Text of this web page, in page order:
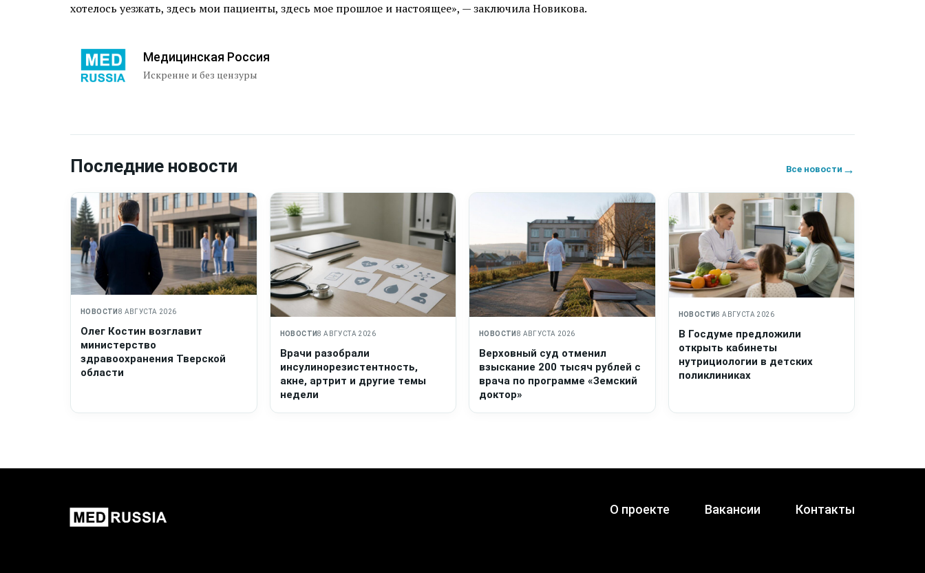
хотелось уезжать, здесь мои пациенты, здесь мое прошлое и настоящее», — заключила Новикова.
Медицинская Россия
Искренне и без цензуры
Последние новости Все новости →
НОВОСТИ 8 АВГУСТА 2026
Олег Костин возглавит
министерство
здравоохранения Тверской
области
НОВОСТИ8 АВГУСТА 2026
Врачи разобрали
инсулинорезистентность,
акне, артрит и другие темы
недели
НОВОСТИ 8 АВГУСТА 2026
Верховный суд отменил
взыскание 200 тысяч рублей с
врача по программе «Земский
доктор»
НОВОСТИ8 АВГУСТА 2026
В Госдуме предложили
открыть кабинеты
нутрициологии в детских
поликлиниках
О проекте Вакансии Контакты